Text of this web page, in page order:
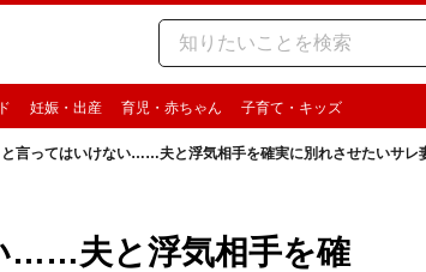
妊娠・出産 育児・赤ちゃん 子育て・キッズ
と言ってはいけない……夫と浮気相手を確実に別れさせたいサレ
……夫と浮気相手を確